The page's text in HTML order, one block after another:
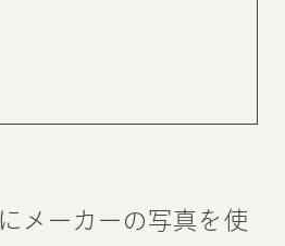
メーカーの写真を使